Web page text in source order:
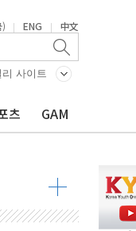
| ENG | 中文
리 사이트
츠 GAM
부진'